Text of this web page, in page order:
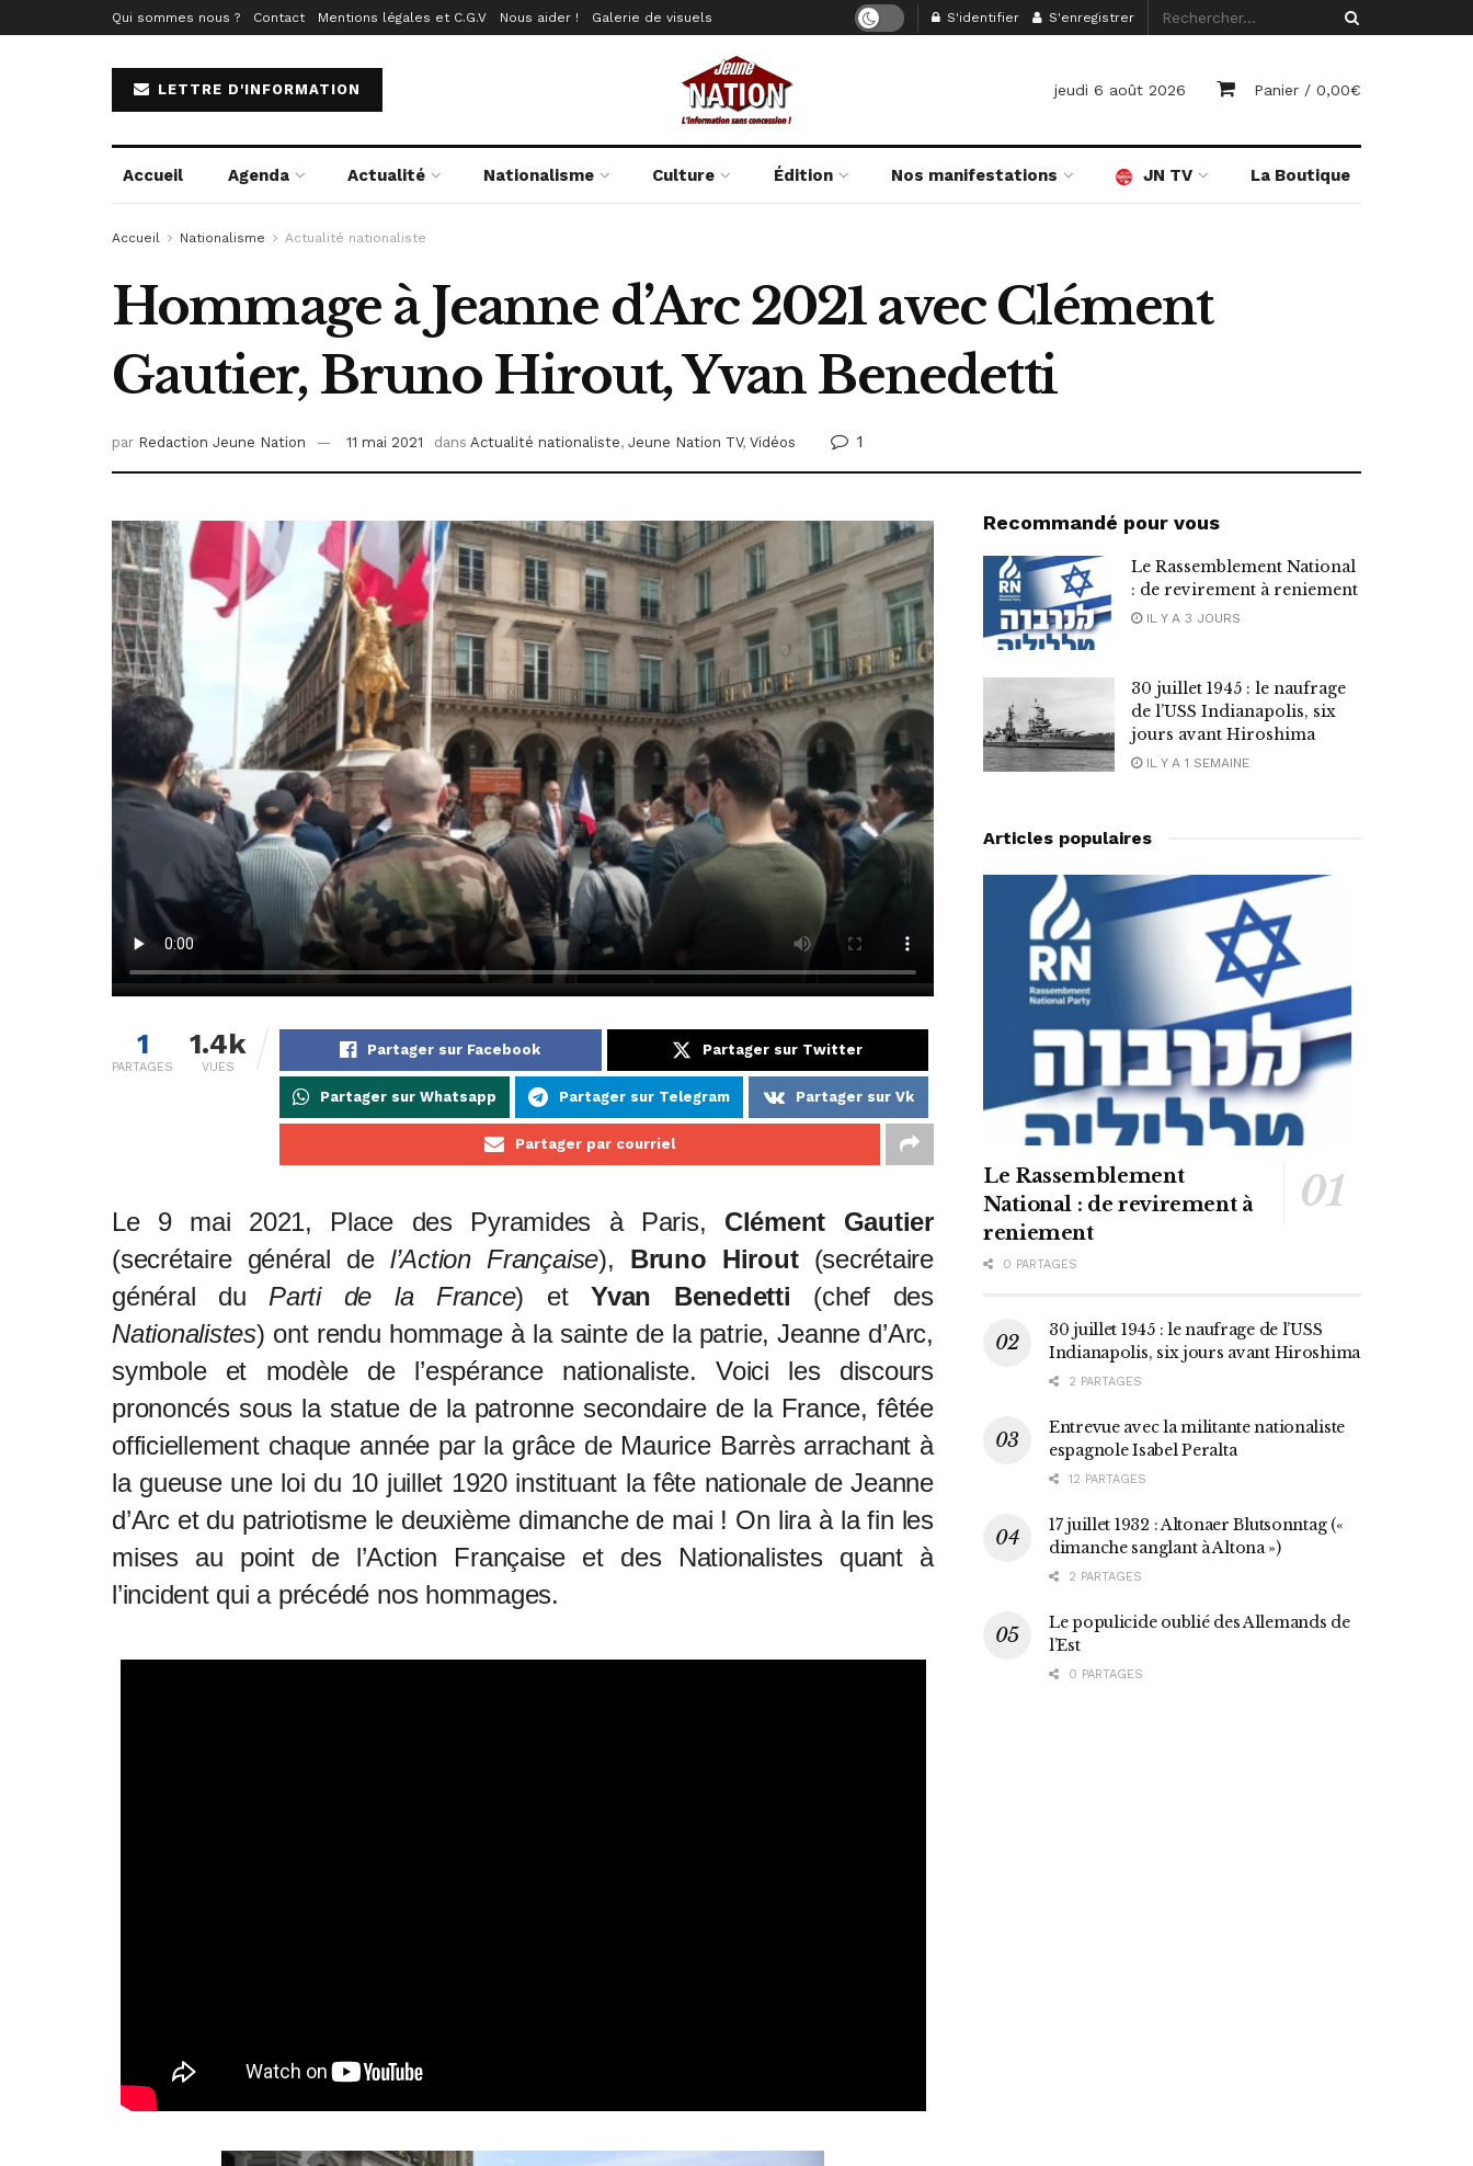
Qui sommes nous ? Contact Mentions légales et C.G.V Nous aider ! Galerie de visuels S'identifier S'enregistrer
LETTRE D'INFORMATION jeudi 6 août 2026 Panier / 0,00€
Accueil Agenda Actualité Nationalisme Culture Édition Nos manifestations JN TV La Boutique
Accueil Nationalisme Actualité nationaliste
Hommage à Jeanne d’Arc 2021 avec Clément
Gautier, Bruno Hirout, Yvan Benedetti
par Redaction Jeune Nation 11 mai 2021 dans Actualité nationaliste, Jeune Nation TV, Vidéos 1
1
PARTAGES
1.4k
VUES
Partager sur Facebook Partager sur Twitter
Partager sur Whatsapp Partager sur Telegram Partager sur Vk
Partager par courriel
Le 9 mai 2021, Place des Pyramides à Paris, Clément Gautier
(secrétaire général de l’Action Française), Bruno Hirout(secrétaire
général du Parti de la France) etYvan Benedetti (chef des
Nationalistes) ont rendu hommage à la sainte de la patrie, Jeanne d’Arc,
symbole et modèle de l’espérance nationaliste. Voici les discours
prononcés sous la statue de la patronne secondaire de la France, fêtée
officiellement chaque année par la grâce de Maurice Barrès arrachant à
la gueuse une loi du 10 juillet 1920 instituant la fête nationale de Jeanne
d’Arc et du patriotisme le deuxième dimanche de mai ! On lira à la fin les
mises au point de l’Action Française et des Nationalistes quant à
l’incident qui a précédé nos hommages.
Recommandé pour vous
Le Rassemblement National
: de revirement à reniement
IL Y A 3 JOURS
30 juillet 1945 : le naufrage
de l’USS Indianapolis, six
jours avant Hiroshima
IL Y A 1 SEMAINE
Articles populaires
Le Rassemblement
National : de revirement à
reniement
0 PARTAGES
30 juillet 1945 : le naufrage de l’USS
Indianapolis, six jours avant Hiroshima
2 PARTAGES
Entrevue avec la militante nationaliste
espagnole Isabel Peralta
12 PARTAGES
17 juillet 1932 : Altonaer Blutsonntag («
dimanche sanglant à Altona »)
2 PARTAGES
Le populicide oublié des Allemands de
l’Est
0 PARTAGES